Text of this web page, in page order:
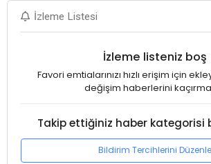
İzleme Listesi
İzleme listeniz boş
Favori emtialarınızı hızlı erişim için
değişim haberlerini
Takip ettiğiniz haber kategorisi
Bildirim Tercihlerini Düzenle